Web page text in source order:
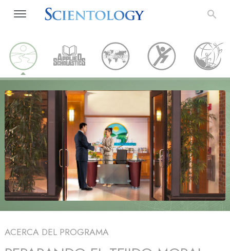
ACERCA DEL PROGRAMA